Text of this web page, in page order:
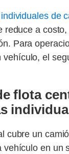
de
reduce a
Para
vehículo, el
flota
cubre un
vehículo en un